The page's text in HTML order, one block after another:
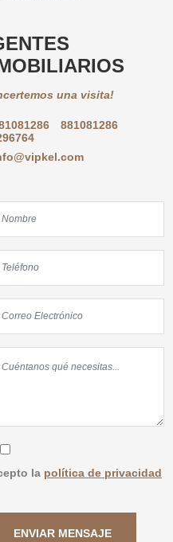
una visita!
881081286
la política de privacidad